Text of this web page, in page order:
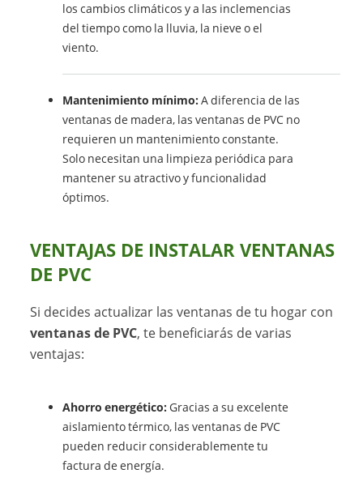
los cambios climáticos y a las inclemencias
del tiempo como la lluvia, la nieve o el
viento.
Mantenimiento mínimo: A diferencia de las
ventanas de madera, las ventanas de PVC no
requieren un mantenimiento constante.
Solo necesitan una limpieza periódica para
mantener su atractivo y funcionalidad
óptimos.
VENTAJAS DE INSTALAR VENTANAS
DE PVC
Si decides actualizar las ventanas de tu hogar con
ventanas de PVC, te beneficiarás de varias
ventajas:
Ahorro energético: Gracias a su excelente
aislamiento térmico, las ventanas de PVC
pueden reducir considerablemente tu
factura de energía.